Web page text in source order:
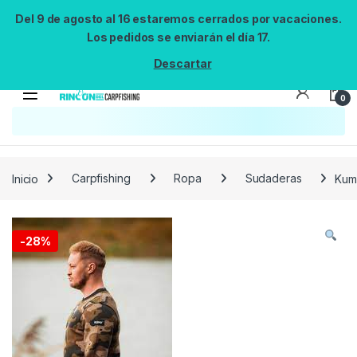
Del 9 de agosto al 16 estaremos cerrados por vacaciones.
Los pedidos se enviarán el día 17.
Descartar
0
No se pudo cargar el widget de búsqueda.